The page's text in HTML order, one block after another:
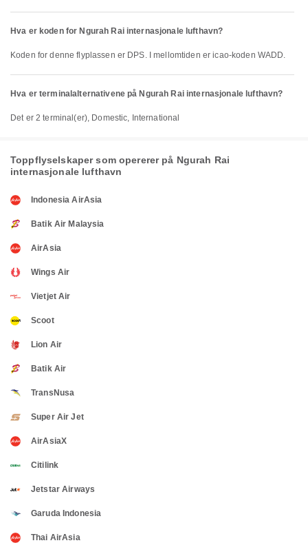
Hva er koden for Ngurah Rai internasjonale lufthavn?
Koden for denne flyplassen er DPS. I mellomtiden er icao-koden WADD.
Hva er terminalalternativene på Ngurah Rai internasjonale lufthavn?
Det er 2 terminal(er), Domestic, International
Toppflyselskaper som opererer på Ngurah Rai
internasjonale lufthavn
Indonesia AirAsia
Batik Air Malaysia
AirAsia
Wings Air
Vietjet Air
Scoot
Lion Air
Batik Air
TransNusa
Super Air Jet
AirAsiaX
Citilink
Jetstar Airways
Garuda Indonesia
Thai AirAsia